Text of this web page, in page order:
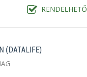
RENDELHETŐ
(DATALIFE)